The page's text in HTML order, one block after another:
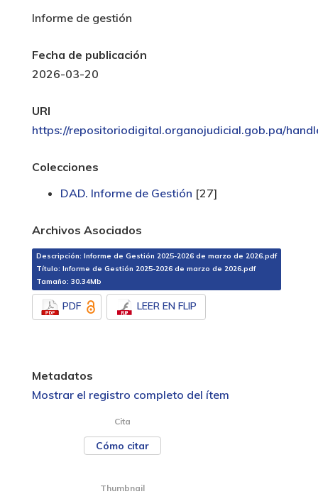
Cita
Cómo citar
Thumbnail
Informe de gestión
Fecha de publicación
2026-03-20
URI
https://repositoriodigital.organojudicial.gob.pa/
Colecciones
DAD. Informe de Gestión [27]
Archivos Asociados
Descripción: Informe de Gestión 2025-2026 de marzo de 2026.pdf
Título: Informe de Gestión 2025-2026 de marzo de 2026.pdf
Tamaño: 30.34Mb
PDF LEER EN FLIP
Metadatos
Mostrar el registro completo del ítem